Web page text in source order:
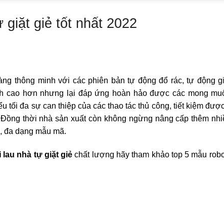
giặt giẻ tốt nhất 2022
thông minh với các phiên bản tự động đổ rác, tự động
cao hơn nhưng lại đáp ứng hoàn hảo được các mong
tối đa sự can thiệp của các thao tác thủ công, tiết kiệm
thời nhà sản xuất còn không ngừng nâng cấp thêm
đa dạng mẫu mã.
lau nhà tự giặt giẻ chất lượng hãy tham khảo top 5 mẫu